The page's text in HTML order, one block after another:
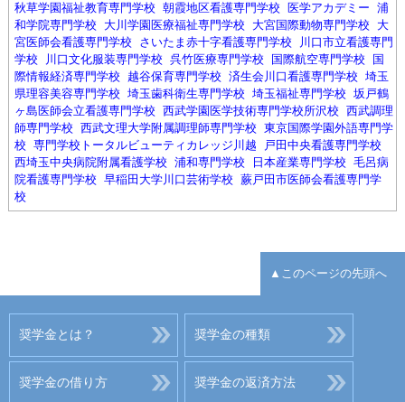
秋草学園福祉教育専門学校 朝霞地区看護専門学校 医学アカデミー 浦
和学院専門学校
大川学園医療福祉専門学校 大宮国際動物専門学校
大
宮医師会看護専門学校
さいたま赤十字看護専門学校
川口市立看護専門
学校
川口文化服装専門学校 呉竹医療専門学校 国際航空専門学校
国
際情報経済専門学校
越谷保育専門学校 済生会川口看護専門学校 埼玉
県理容美容専門学校 埼玉歯科衛生専門学校 埼玉福祉専門学校 坂戸鶴
ヶ島医師会立看護専門学校 西武学園医学技術専門学校所沢校 西武調理
師専門学校 西武文理大学附属調理師専門学校 東京国際学園外語専門学
校 専門学校トータルビューティカレッジ川越
戸田中央看護専門学校
西埼玉中央病院附属看護学校 浦和専門学校 日本産業専門学校 毛呂病
院看護専門学校 早稲田大学川口芸術学校 蕨戸田市医師会看護専門学
校
▲このページの先頭へ
奨学金とは？ 奨学金の種類
奨学金の借り方 奨学金の返済方法